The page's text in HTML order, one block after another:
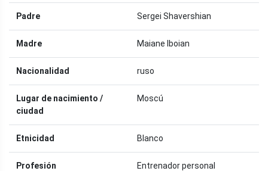
Padre Sergei Shavershian
Madre Maiane Iboian
Nacionalidad ruso
Lugar de nacimiento /
ciudad
Moscú
Etnicidad Blanco
Profesión Entrenador personal